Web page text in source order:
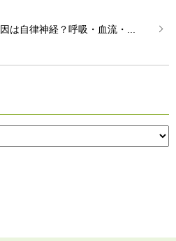
は自律神経？呼吸・血流・...